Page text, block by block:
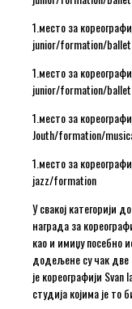
1.место за
junior/formation/
1.место за
junior/formation/
1.место за
Jouth/formation/
1.место за
jazz/formation
У свакој категорији
награда за
као и имиџу посебно
додељене су чак две
је кореографији Svan
студија којима је то